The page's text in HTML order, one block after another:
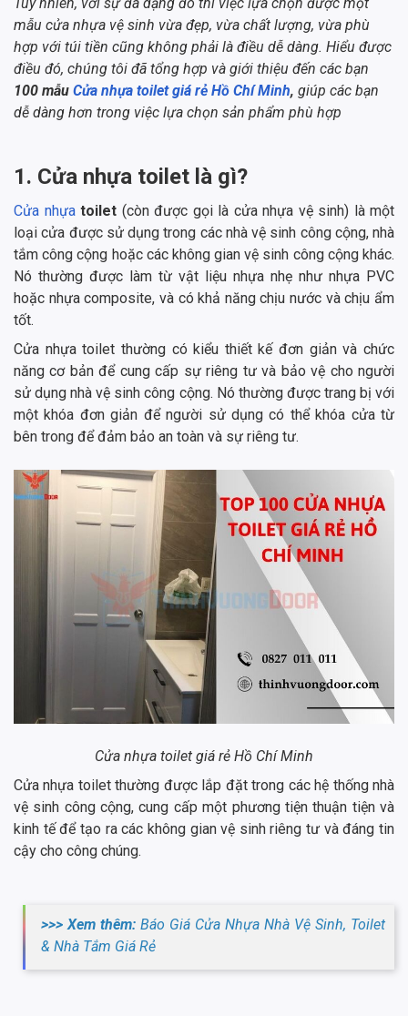
mẫu cửa nhựa vệ sinh vừa đẹp, vừa chất lượng, vừa phù
hợp với túi tiền cũng không phải là điều dễ dàng. Hiểu được
điều đó, chúng tôi đã tổng hợp và giới thiệu đến các bạn
100 mẫu Cửa nhựa toilet giá rẻ Hồ Chí Minh, giúp các bạn
dễ dàng hơn trong việc lựa chọn sản phẩm phù hợp
1. Cửa nhựa toilet là gì?
Cửa nhựatoilet (còn được gọi là cửa nhựa vệ sinh) là một
loại cửa được sử dụng trong các nhà vệ sinh công cộng, nhà
tắm công cộng hoặc các không gian vệ sinh công cộng khác.
Nó thường được làm từ vật liệu nhựa nhẹ như nhựa PVC
hoặc nhựa composite, và có khả năng chịu nước và chịu ẩm
tốt.
Cửa nhựa toilet thường có kiểu thiết kế đơn giản và chức
năng cơ bản để cung cấp sự riêng tư và bảo vệ cho người
sử dụng nhà vệ sinh công cộng. Nó thường được trang bị với
một khóa đơn giản để người sử dụng có thể khóa cửa từ
bên trong để đảm bảo an toàn và sự riêng tư.
Cửa nhựa toilet giá rẻ Hồ Chí Minh
Cửa nhựa toilet thường được lắp đặt trong các hệ thống nhà
vệ sinh công cộng, cung cấp một phương tiện thuận tiện và
kinh tế để tạo ra các không gian vệ sinh riêng tư và đáng tin
cậy cho công chúng.
>>> Xem thêm: Báo Giá Cửa Nhựa Nhà Vệ Sinh, Toilet
& Nhà Tắm Giá Rẻ